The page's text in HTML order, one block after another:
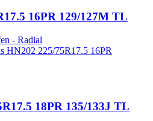
16PR 129/127M TL
- Radial
18PR 135/133J TL